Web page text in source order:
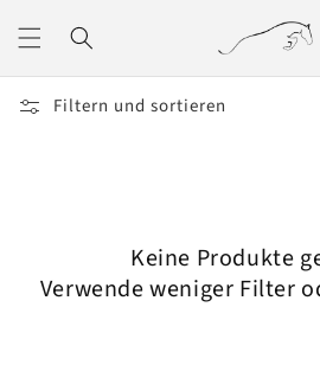
zum
Inhalt
Filtern und sortieren
Keine Produkte
Verwende weniger Filter